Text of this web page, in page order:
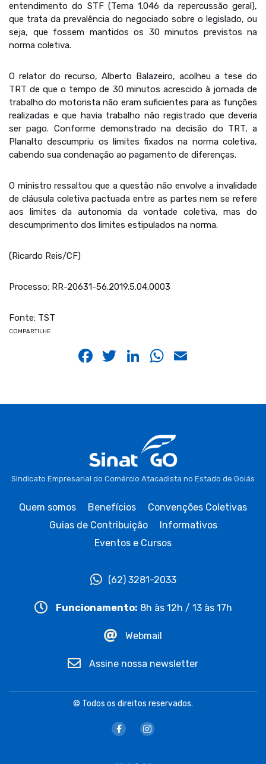
entendimento do STF (Tema 1.046 da repercussão geral),
que trata da prevalência do negociado sobre o legislado, ou
seja, que fossem mantidos os 30 minutos previstos na
norma coletiva.
O relator do recurso, Alberto Balazeiro, acolheu a tese do
TRT de que o tempo de 30 minutos acrescido à jornada de
trabalho do motorista não eram suficientes para as funções
realizadas e que havia trabalho não registrado que deveria
ser pago. Conforme demonstrado na decisão do TRT, a
Planalto descumpriu os limites fixados na norma coletiva,
cabendo sua condenação ao pagamento de diferenças.
O ministro ressaltou que a questão não envolve a invalidade
de cláusula coletiva pactuada entre as partes nem se refere
aos limites da autonomia da vontade coletiva, mas do
descumprimento dos limites estipulados na norma.
(Ricardo Reis/CF)
Processo: RR-20631-56.2019.5.04.0003
Fonte: TST
COMPARTILHE
Facebook
Twitter
LinkedIn
WhatsApp
Sindicato Empresarial do Comércio Atacadista no Estado de Goiás
Quem somos Benefícios
Convenções Coletivas
Guias de Contribuição
Informativos
Eventos e Cursos
(62) 3281-2033
Funcionamento: 8h às 12h / 13 às 17h
Webmail
Assine nossa newsletter
© Todos os direitos reservados.